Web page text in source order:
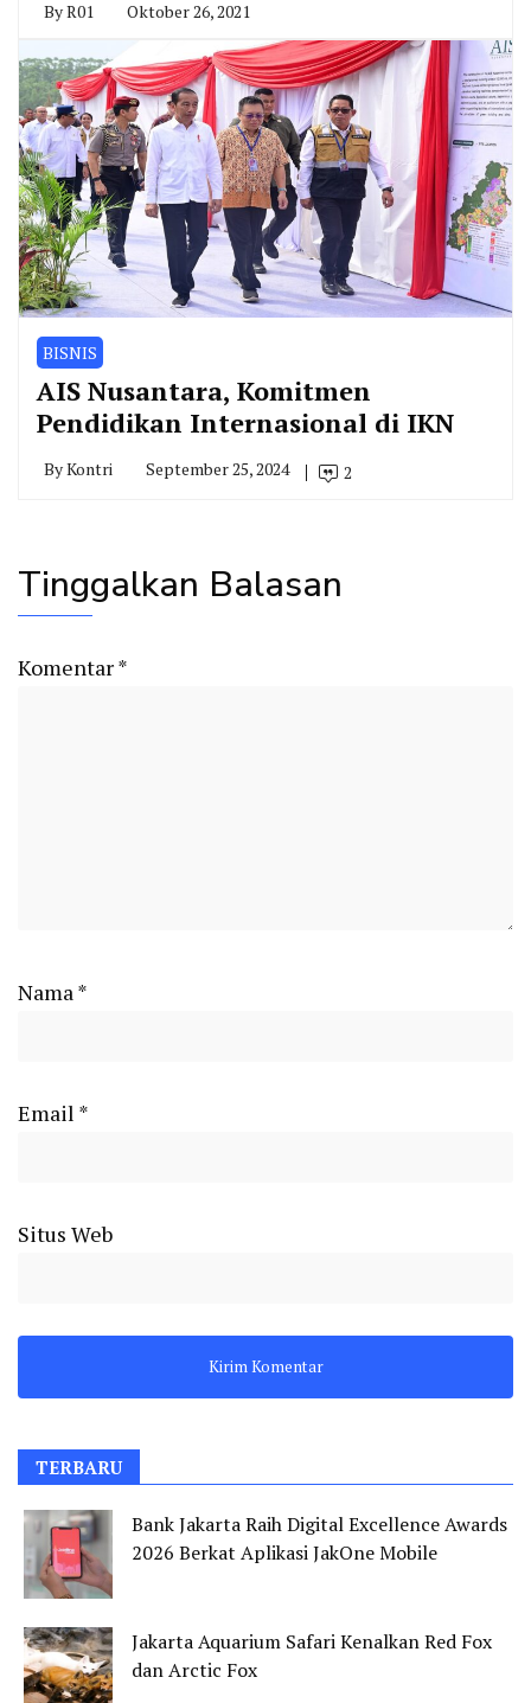
ByR01 Oktober 26, 2021
BISNIS
AIS Nusantara, Komitmen
Pendidikan Internasional di IKN
ByKontri September 25, 2024 2
Tinggalkan Balasan
Komentar*
Nama*
Email *
Situs Web
TERBARU
Bank Jakarta Raih Digital Excellence Awards
2026 Berkat Aplikasi JakOne Mobile
Jakarta Aquarium Safari Kenalkan Red Fox
dan Arctic Fox